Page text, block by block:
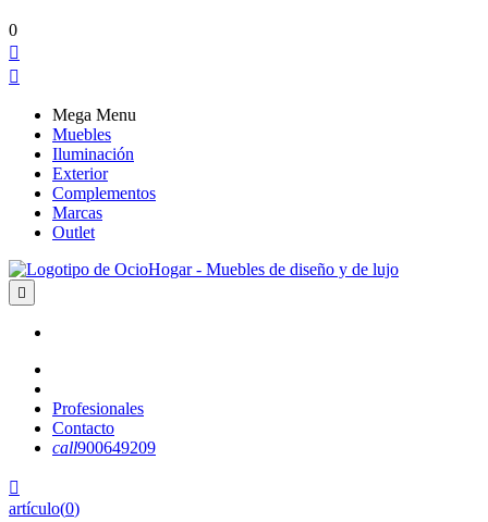
0


Mega Menu
Muebles
Iluminación
Exterior
Complementos
Marcas
Outlet

Profesionales
Contacto
call900649209

artículo(0)